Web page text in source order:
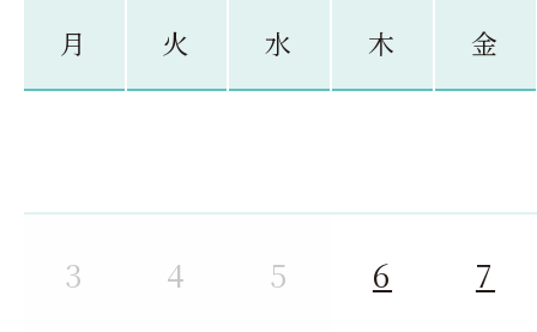
月 火 水 木 金
3 4 5 6 7